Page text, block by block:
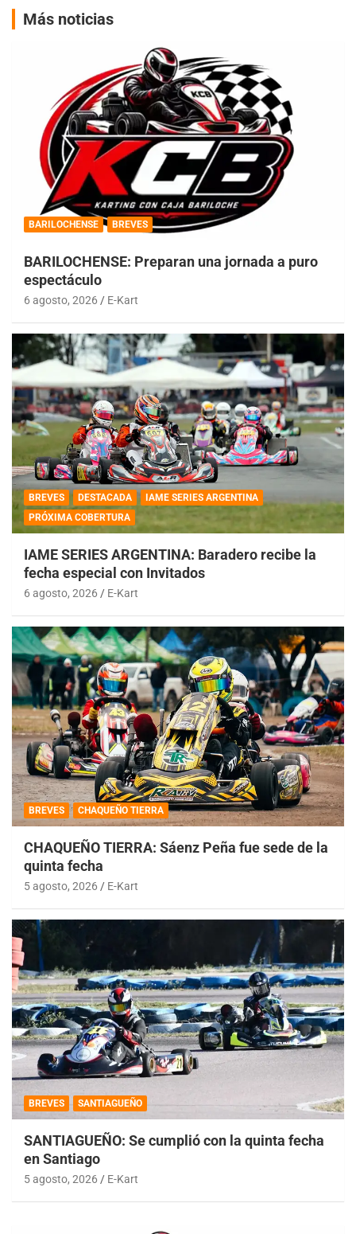
Más noticias
BARILOCHENSE BREVES
BARILOCHENSE: Preparan una jornada a puro
espectáculo
6 agosto, 2026 E-Kart
BREVES DESTACADA
IAME SERIES ARGENTINA
PRÓXIMA COBERTURA
IAME SERIES ARGENTINA: Baradero recibe la
fecha especial con Invitados
6 agosto, 2026 E-Kart
BREVES CHAQUEÑO TIERRA
CHAQUEÑO TIERRA: Sáenz Peña fue sede de la
quinta fecha
5 agosto, 2026 E-Kart
BREVES SANTIAGUEÑO
SANTIAGUEÑO: Se cumplió con la quinta fecha
en Santiago
5 agosto, 2026 E-Kart